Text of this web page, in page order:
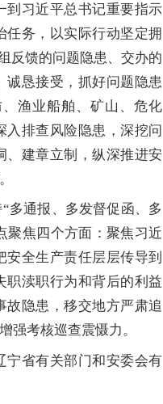
习近平总书记重要指示
任务，以实际行动坚定拥
反馈的问题隐患、交办的
诚恳接受，抓好问题隐患
渔业船舶、矿山、危化
入排查风险隐患，深挖问
、建章立制，纵深推进安
通报、多发督促函、多
聚焦四个方面：聚焦习近
全生产责任层层传导到
职渎职行为和背后的利益
故隐患，移交地方严肃追
强考核巡查震慑力。
省有关部门和安委会有